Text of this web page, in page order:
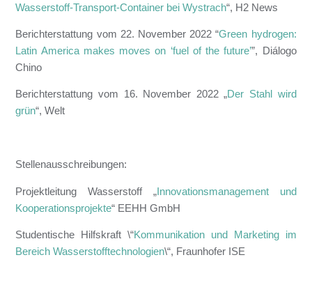
Wasserstoff-Transport-Container bei Wystrach“, H2 News
Berichterstattung vom 22. November 2022 “Green hydrogen:
Latin America makes moves on ‘fuel of the future’”, Diálogo
Chino
Berichterstattung vom 16. November 2022 „Der Stahl wird
grün“, Welt
Stellenausschreibungen:
Projektleitung Wasserstoff „Innovationsmanagement und
Kooperationsprojekte“ EEHH GmbH
Studentische Hilfskraft \“Kommunikation und Marketing im
Bereich Wasserstofftechnologien\“, Fraunhofer ISE